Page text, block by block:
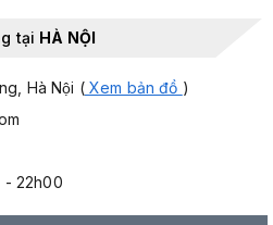
tại HÀ NỘI
Hà Nội (Xem bản đồ )
- 22h00